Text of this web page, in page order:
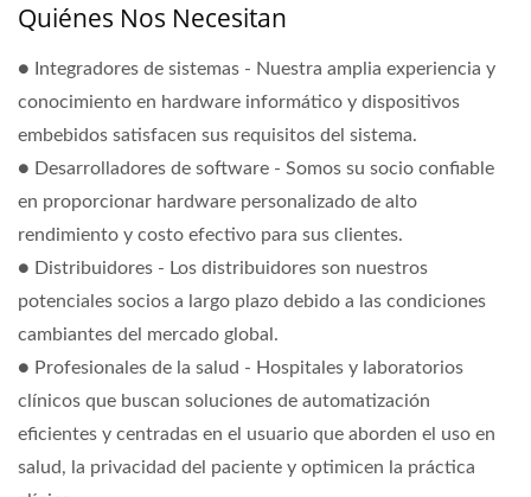
Quiénes Nos Necesitan
● Integradores de sistemas - Nuestra amplia experiencia y
conocimiento en hardware informático y dispositivos
embebidos satisfacen sus requisitos del sistema.
● Desarrolladores de software - Somos su socio confiable
en proporcionar hardware personalizado de alto
rendimiento y costo efectivo para sus clientes.
● Distribuidores - Los distribuidores son nuestros
potenciales socios a largo plazo debido a las condiciones
cambiantes del mercado global.
● Profesionales de la salud - Hospitales y laboratorios
clínicos que buscan soluciones de automatización
eficientes y centradas en el usuario que aborden el uso en
salud, la privacidad del paciente y optimicen la práctica